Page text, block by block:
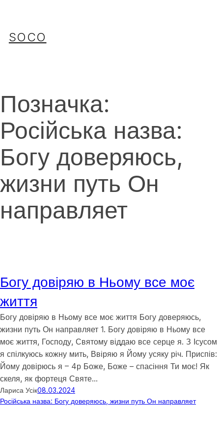
SOCO
Позначка:
Російська назва:
Богу доверяюсь,
жизни путь Он
направляет
Богу довіряю в Ньому все моє
життя
Богу довіряю в Ньому все моє життя Богу доверяюсь,
жизни путь Он направляет 1. Богу довіряю в Ньому все
моє життя, Господу, Святому віддаю все серце я. З Ісусом
я спілкуюсь кожну мить, Ввіряю я Йому усяку річ. Приспів:
Йому довірюсь я – 4р Боже, Боже – спасіння Ти моє! Як
скеля, як фортеця Святе…
Лариса Усік08.03.2024
Російська назва: Богу доверяюсь, жизни путь Он направляет